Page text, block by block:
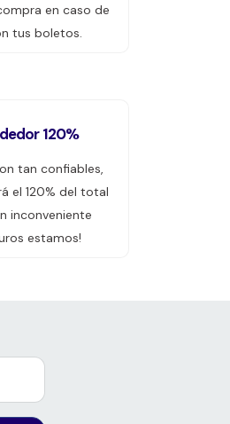
en caso de
tus boletos.
120%
tan confiables,
el 120% del total
inconveniente
estamos!